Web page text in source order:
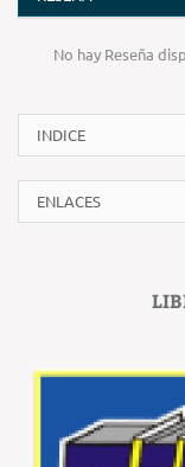
No hay Reseña
INDICE
ENLACES